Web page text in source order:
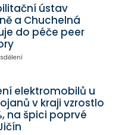
ústav
a Chuchelná
do péče peer
elektromobilů u
v kraji vzrostlo
na špici poprvé